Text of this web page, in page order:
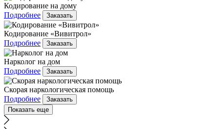
Кодирование на дому
Подробнее
Заказать
Кодирование «Вивитрол»
Подробнее
Заказать
Нарколог на дом
Подробнее
Заказать
Скорая наркологическая помощь
Подробнее
Заказать
Показать еще